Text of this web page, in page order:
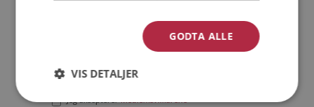
Jeg akseptererMedlemsvilkårene
GODTA ALLE
VIS DETALJER